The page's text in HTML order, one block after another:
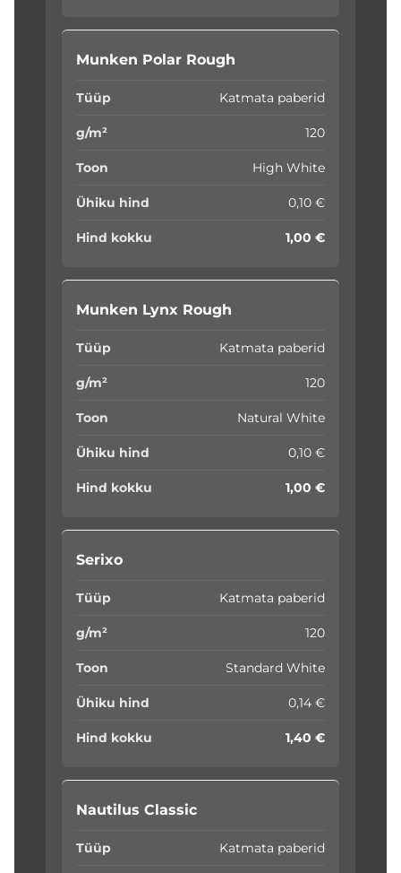
Munken Polar Rough
Katmata paberid
120
High White
0,10 €
1,00 €
Munken Lynx Rough
Katmata paberid
120
Natural White
0,10 €
1,00 €
Serixo
Katmata paberid
120
Standard White
0,14 €
1,40 €
Nautilus Classic
Katmata paberid